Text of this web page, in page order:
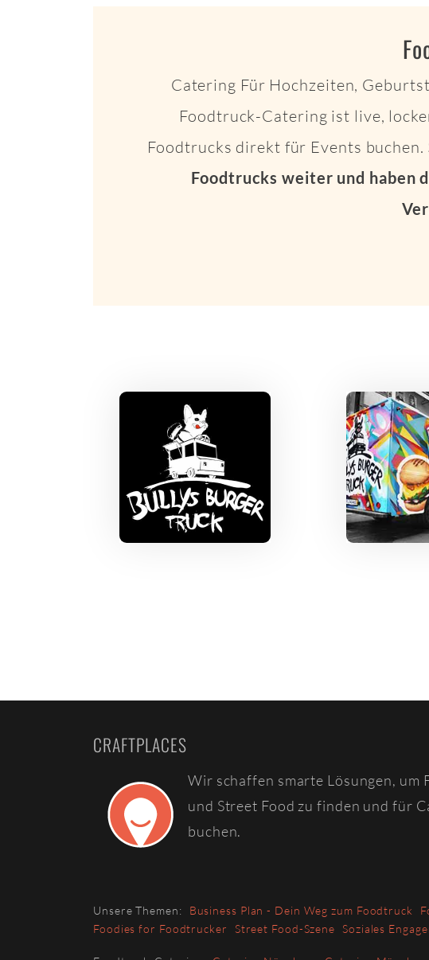
Catering Für Hochzeiten,
Foodtruck-Catering ist live,
Foodtrucks direkt für Events buchen.
Foodtrucks weiter und haben
CRAFTPLACES
Wir schaffen smarte Lösungen, um
und Street Food zu finden und für
buchen.
Unsere Themen: Business Plan - Dein Weg zum Foodtruck
Foodies for Foodtrucker
Street Food-Szene Soziales